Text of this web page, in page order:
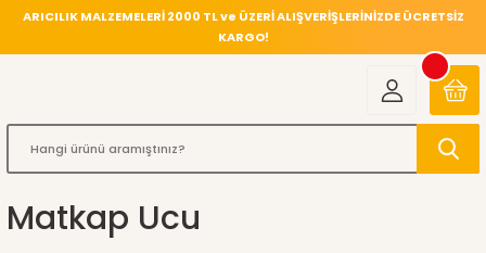
ARICILIK MALZEMELERİ 2000 TL ve ÜZERİ ALIŞVERİŞLERİNİZDE ÜCRETSİZ
KARGO!
Matkap Ucu